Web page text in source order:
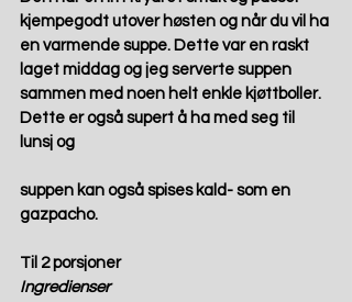
kjempegodt utover høsten og når du vil ha
en varmende suppe. Dette var en raskt
laget middag og jeg serverte suppen
sammen med noen helt enkle kjøttboller.
Dette er også supert å ha med seg til
lunsj og
suppen kan også spises kald- som en
gazpacho.
Til 2 porsjoner
Ingredienser